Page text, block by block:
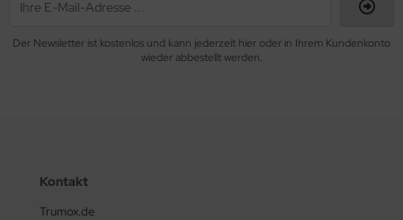
Der Newsletter ist kostenlos und kann jederzeit hier oder in Ihrem Kundenkonto
wieder abbestellt werden.
Kontakt
Trumox.de